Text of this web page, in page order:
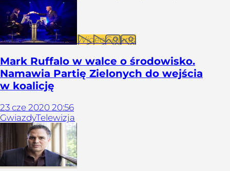
WideoGaleria
Mark Ruffalo w walce o środowisko.
Namawia Partię Zielonych do wejścia
w koalicję
23 cze 2020 20:56
GwiazdyTelewizja